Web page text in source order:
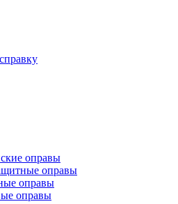
оправы
оправы
оправы
оправы